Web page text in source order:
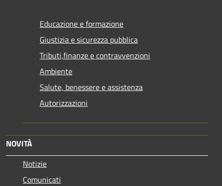
Educazione e formazione
Giustizia e sicurezza pubblica
Tributi,finanze e contravvenzioni
Ambiente
Salute, benessere e assistenza
Autorizzazioni
NOVITÀ
Notizie
Comunicati